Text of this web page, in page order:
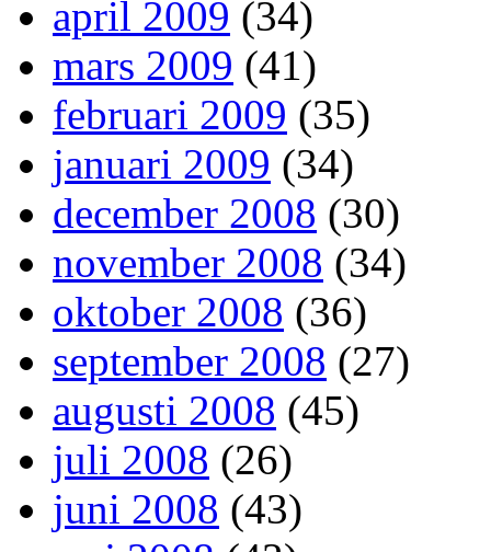
april 2009 (34)
mars 2009 (41)
februari 2009 (35)
januari 2009 (34)
december 2008 (30)
november 2008 (34)
oktober 2008 (36)
september 2008 (27)
augusti 2008 (45)
juli 2008 (26)
juni 2008 (43)